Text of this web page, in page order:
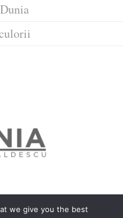
we give you the best